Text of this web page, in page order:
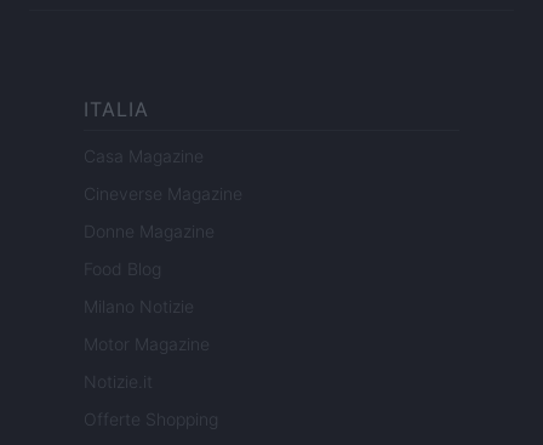
ITALIA
Casa Magazine
Cineverse Magazine
Donne Magazine
Food Blog
Milano Notizie
Motor Magazine
Notizie.it
Offerte Shopping